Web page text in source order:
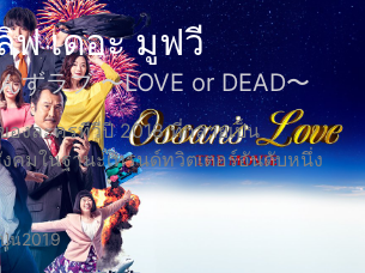
ฟ เดอะ มูฟวี
ずラブ 〜LOVE or DEAD〜
งละครทีวีปี 2018 ที่กลายเป็น
คมในฐานะเทรนด์ทวิตเตอร์อันดับหนึ่ง
น2019